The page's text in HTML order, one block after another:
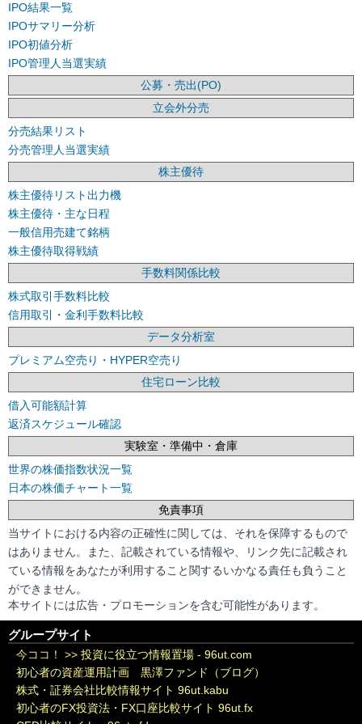
IPO結果一覧
IPOサマリー分析
IPO初値分析
IPO管理人当選実績
公募・売出(PO)
立会外分売
分売結果リスト
分売管理人当選実績
株主優待
株主優待リスト出力機
株主優待・主な日程
一般信用売建て銘柄
株主優待取得戦績
手数料関係比較
株式取引手数料比較
信用取引・金利手数料比較
データ分析室
プレミアム空売り・HYPER空売り
住宅ローン比較
借入可能額計算
返済スケジュール確認
実験室・準備中・倉庫
世界の株価指数状況一覧
日本の株価チャート一覧
免責事項
当サイトにおける内容の正確性に関しては、それを保障するもので
はありません。また、記載されている情報や、リンク先に記載され
ている情報をあなたが利用すること関するいかなる責任も負うこと
ができません。
本サイトには広告・プロモーションを含む可能性があります。
グループサイト
今ココ！ >> 投資に役立つ情報置場 - 96ut.com
初心者の資産運用計画 黒澤ファンド（ブログ）
株式・証券会社比較情報サイト 96ut.kabu
初心者のFX投資法・FX口座比較サイト 96ut.fx